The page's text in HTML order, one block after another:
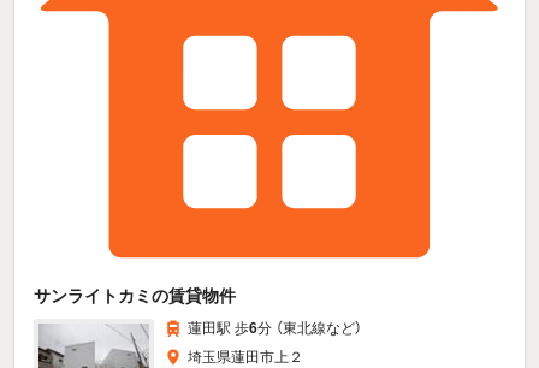
サンライトカミの賃貸物件
蓮田駅 歩6分 （東北線など）
埼玉県蓮田市上２